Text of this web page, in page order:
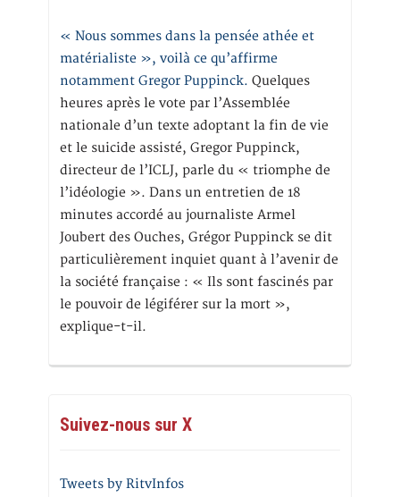
« Nous sommes dans la pensée athée et
matérialiste », voilà ce qu’affirme
notamment Gregor Puppinck. Quelques
heures après le vote par l’Assemblée
nationale d’un texte adoptant la fin de vie
et le suicide assisté, Gregor Puppinck,
directeur de l’ICLJ, parle du « triomphe de
l’idéologie ». Dans un entretien de 18
minutes accordé au journaliste Armel
Joubert des Ouches, Grégor Puppinck se dit
particulièrement inquiet quant à l’avenir de
la société française : « Ils sont fascinés par
le pouvoir de légiférer sur la mort »,
explique-t-il.
Suivez-nous sur X
Tweets by RitvInfos